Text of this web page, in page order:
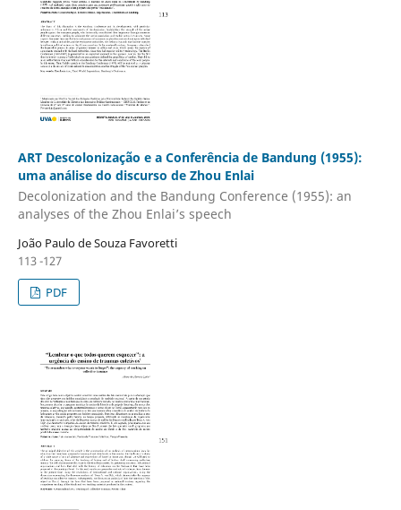
ART Descolonização e a Conferência de Bandung (1955):
uma análise do discurso de Zhou Enlai
Decolonization and the Bandung Conference (1955): an
analyses of the Zhou Enlai’s speech
João Paulo de Souza Favoretti
113 -127
PDF